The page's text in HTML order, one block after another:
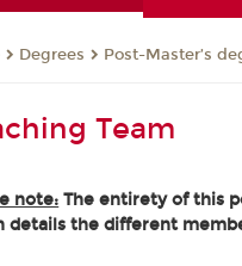
Degrees Post-Master’s
Team
note: The entirety of this
details the different